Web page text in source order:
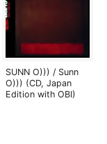
SUNN O))) / Sunn
O))) (CD, Japan
Edition with OBI)